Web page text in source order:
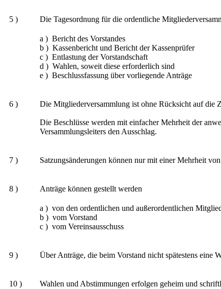
5 ) Die Tagesordnung für die ordentliche
a ) Bericht des Vorstandes
b ) Kassenbericht und Bericht der Kassenprüfer
c ) Entlastung der Vorstandschaft
d ) Wahlen, soweit diese erforderlich sind
e ) Beschlussfassung über vorliegende Anträge
6 ) Die Mitgliederversammlung ist ohne Rücksicht auf die
Die Beschlüsse werden mit einfacher Mehrheit der
Versammlungsleiters den Ausschlag.
7 ) Satzungsänderungen können nur mit einer Mehrheit
8 ) Anträge können gestellt werden
a ) von den ordentlichen und außerordentlichen
b ) vom Vorstand
c ) vom Vereinsausschuss
9 ) Über Anträge, die beim Vorstand nicht spätestens eine
10 ) Wahlen und Abstimmungen erfolgen geheim und